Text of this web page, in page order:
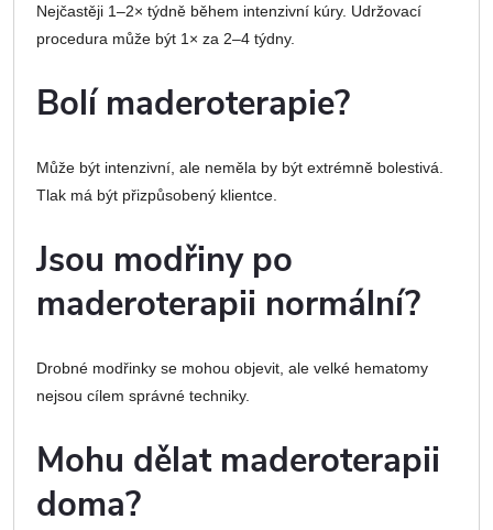
Nejčastěji 1–2× týdně během intenzivní kúry. Udržovací
procedura může být 1× za 2–4 týdny.
Bolí maderoterapie?
Může být intenzivní, ale neměla by být extrémně bolestivá.
Tlak má být přizpůsobený klientce.
Jsou modřiny po
maderoterapii normální?
Drobné modřinky se mohou objevit, ale velké hematomy
nejsou cílem správné techniky.
Mohu dělat maderoterapii
doma?